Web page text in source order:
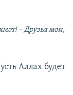
– Друзья мои,
Аллах будет